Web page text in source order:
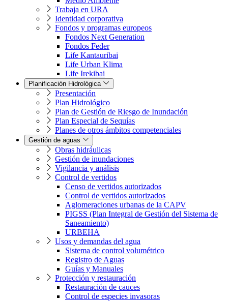
Trabaja en URA
Identidad corporativa
Fondos y programas europeos
Fondos Next Generation
Fondos Feder
Life Kantauribai
Life Urban Klima
Life Irekibai
Planificación Hidrológica
Presentación
Plan Hidrológico
Plan de Gestión de Riesgo de Inundación
Plan Especial de Sequías
Planes de otros ámbitos competenciales
Gestión de aguas
Obras hidráulicas
Gestión de inundaciones
Vigilancia y análisis
Control de vertidos
Censo de vertidos autorizados
Control de vertidos autorizados
Aglomeraciones urbanas de la CAPV
PIGSS (Plan Integral de Gestión del Sistema de
Saneamiento)
URBEHA
Usos y demandas del agua
Sistema de control volumétrico
Registro de Aguas
Guías y Manuales
Protección y restauración
Restauración de cauces
Control de especies invasoras